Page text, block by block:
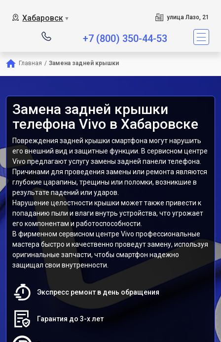
Хабаровск ▼ улица Лазо, 21
+7 (800) 350-44-53
Главная / Замена задней крышки
Замена задней крышки
телефона Vivo в Хабаровске
Повреждения задней крышки смартфона могут нарушить
его внешний вид и защитные функции. В сервисном центре
Vivo предлагают услугу замены задней панели телефона.
Причинами для проведения замены или ремонта являются
глубокие царапины, трещины или поломки, возникшие в
результате падений или ударов.
Нарушение целостности крышки может также привести к
попаданию пыли и влаги внутрь устройства, что угрожает
его компонентам и работоспособности.
В фирменном сервисном центре Vivo профессиональные
мастера быстро и качественно проведут замену, используя
оригинальные запчасти, чтобы смартфон надежно
защищал свои внутренности.
Экспресс ремонт в день обращения
Гарантия до 3-х лет